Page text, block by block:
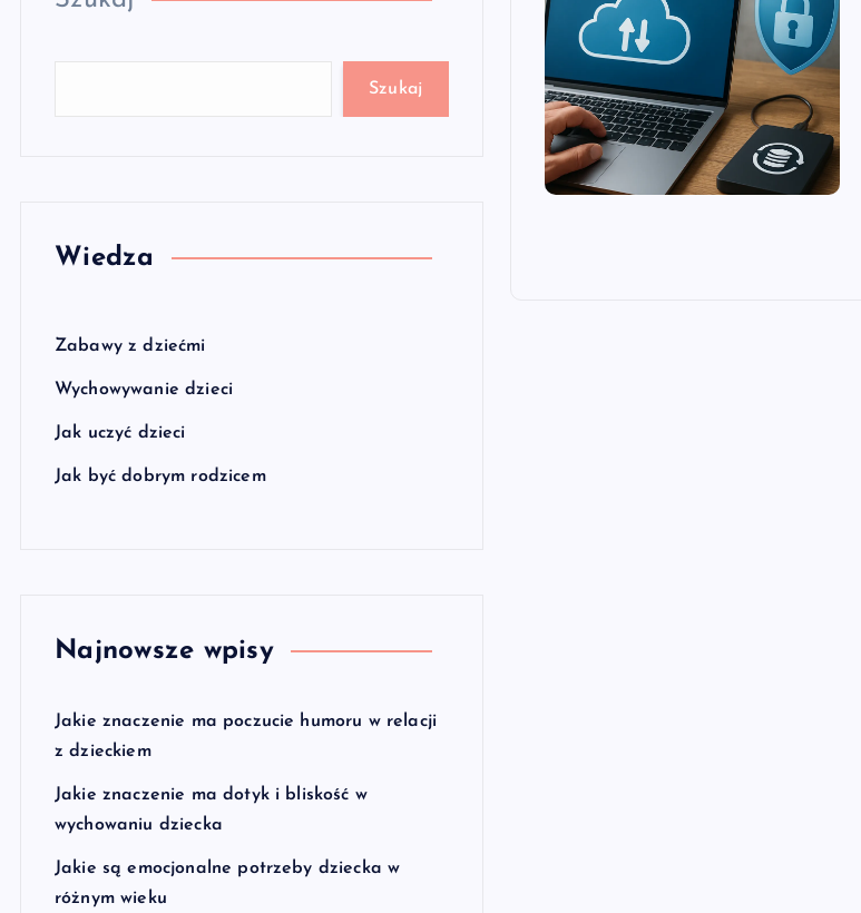
Szukaj
Wiedza
Zabawy z dziećmi
Wychowywanie dzieci
Jak uczyć dzieci
Jak być dobrym rodzicem
Najnowsze wpisy
Jakie znaczenie ma poczucie humoru w relacji
z dzieckiem
Jakie znaczenie ma dotyk i bliskość w
wychowaniu dziecka
Jakie są emocjonalne potrzeby dziecka w
różnym wieku